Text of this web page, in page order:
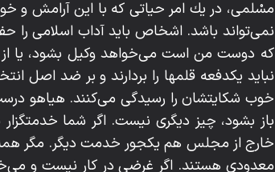
مسْلمى، در يك امر حياتى كه با اين آرامش و
نمى‌تواند باشد. اشخاص بايد آداب اسلامى را
كه دوست من است مى‌خواهد وكيل بشود، يا
نبايد يكدفعه قلمها را بردارند و بر ضد اصل
خوب شكايتشان را رسيدگى مى‌كنند. هياهو
باز بشود، چيز ديگرى نيست. اگر شما
خارج از مجلس هم يكجور خدمت ديگر. مگر
معدودى هستند. اگر غرضى در كار نيست و